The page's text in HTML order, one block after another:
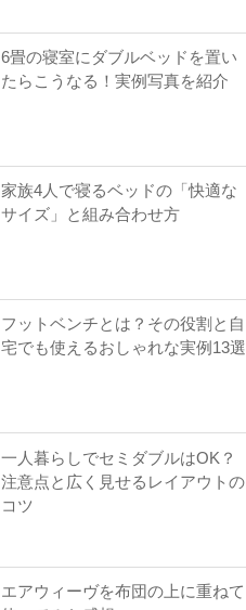
6畳の寝室にダブルベッドを置い
たらこうなる！実例写真を紹介
家族4人で寝るベッドの「快適な
サイズ」と組み合わせ方
フットベンチとは？その役割と自
宅でも使えるおしゃれな実例13選
一人暮らしでセミダブルはOK？
注意点と広く見せるレイアウトの
コツ
エアウィーヴを布団の上に重ねて